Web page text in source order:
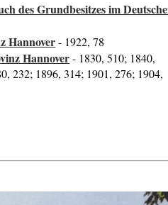
des Grundbesitzes im
Hannover- 1922, 78
Hannover- 1830, 510; 1840,
232; 1896, 314; 1901, 276; 1904,